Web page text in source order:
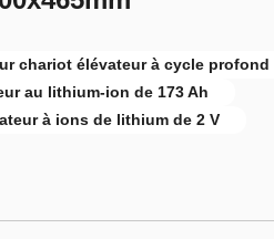
chariot élévateur à cycle profond
au lithium-ion de 173 Ah
à ions de lithium de 2 V